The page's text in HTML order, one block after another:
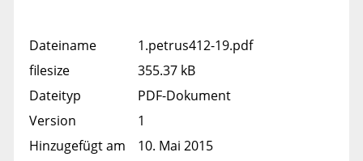
Dateiname
1.petrus412-19.pdf
filesize
355.37 kB
Dateityp
PDF-Dokument
Version
1
Hinzugefügt am
10. Mai 2015